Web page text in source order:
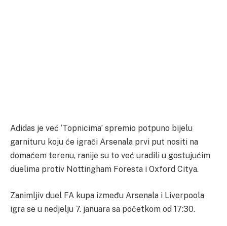
Adidas je već ‘Topnicima’ spremio potpuno bijelu
garnituru koju će igrači Arsenala prvi put nositi na
domaćem terenu, ranije su to već uradili u gostujućim
duelima protiv Nottingham Foresta i Oxford Citya.
Zanimljiv duel FA kupa između Arsenala i Liverpoola
igra se u nedjelju 7. januara sa početkom od 17:30.